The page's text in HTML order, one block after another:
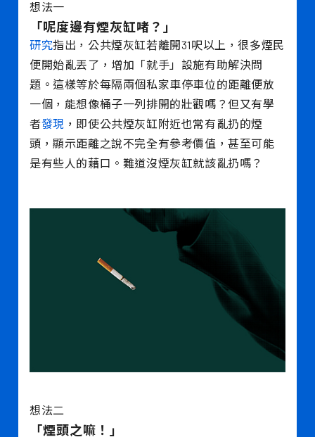
想法一
「呢度邊有煙灰缸啫？」
研究指出，公共煙灰缸若離開31呎以上，很多煙民
便開始亂丟了，增加「就手」設施有助解決問
題。這樣等於每隔兩個私家車停車位的距離便放
一個，能想像桶子一列排開的壯觀嗎？但又有學
者發現 ，即使公共煙灰缸附近也常有亂扔的煙
頭，顯示距離之說不完全有參考價值，甚至可能
是有些人的藉口。難道沒煙灰缸就該亂扔嗎？
想法二
「煙頭之嘛！」